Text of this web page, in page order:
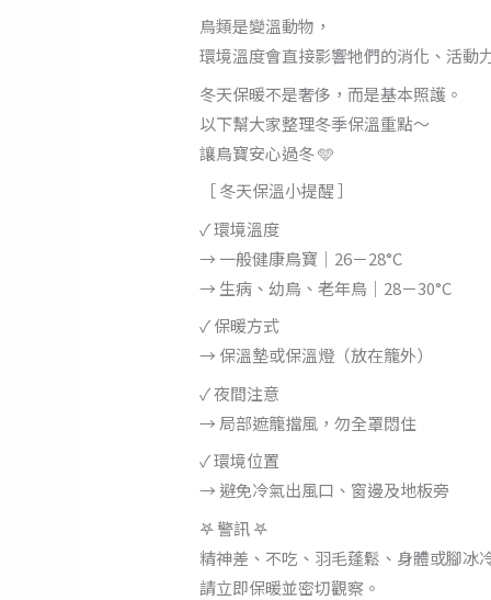
鳥類是變溫動物，
環境溫度會直接影響牠們的消化、活動
冬天保暖不是奢侈，而是基本照護。
以下幫大家整理冬季保溫重點～
讓鳥寶安心過冬 🩵
［ 冬天保溫小提醒 ］
✓ 環境溫度
→ 一般健康鳥寶｜26－28°C
→ 生病、幼鳥、老年鳥｜28－30°C
✓ 保暖方式
→ 保溫墊或保溫燈（放在籠外）
✓ 夜間注意
→ 局部遮籠擋風，勿全罩悶住
✓ 環境位置
→ 避免冷氣出風口、窗邊及地板旁
𖤐 警訊 𖤐
精神差、不吃、羽毛蓬鬆、身體或腳冰
請立即保暖並密切觀察。